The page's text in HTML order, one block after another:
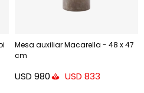
Mesa auxiliar Macarella - 48 x 47
cm
USD 980 USD 833